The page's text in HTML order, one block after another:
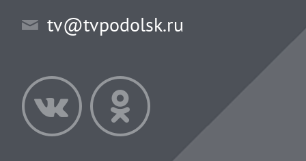
tv@tvpodolsk.ru